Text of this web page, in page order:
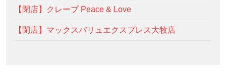
【閉店】クレープ Peace & Love
【閉店】マックスバリュエクスプレス大牧店